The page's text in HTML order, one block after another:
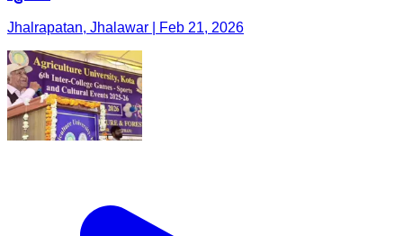
Jhalrapatan, Jhalawar | Feb 21, 2026